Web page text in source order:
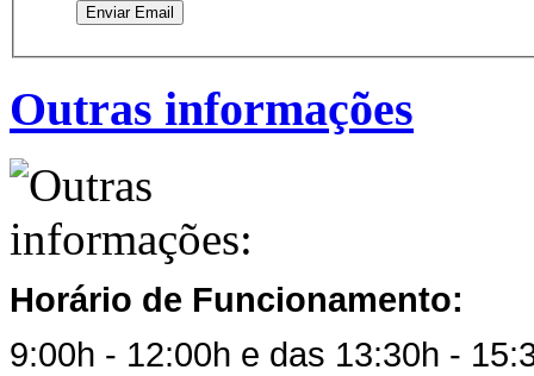
Enviar Email
Outras informações
Horário de Funcionamento:
9:00h - 12:00h e das 13:30h -